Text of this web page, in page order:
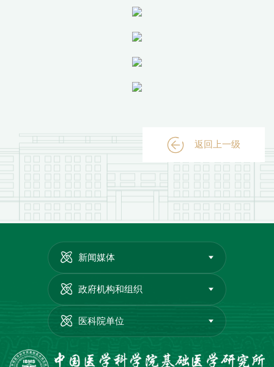
返回上一级
新闻媒体
政府机构和组织
医科院单位